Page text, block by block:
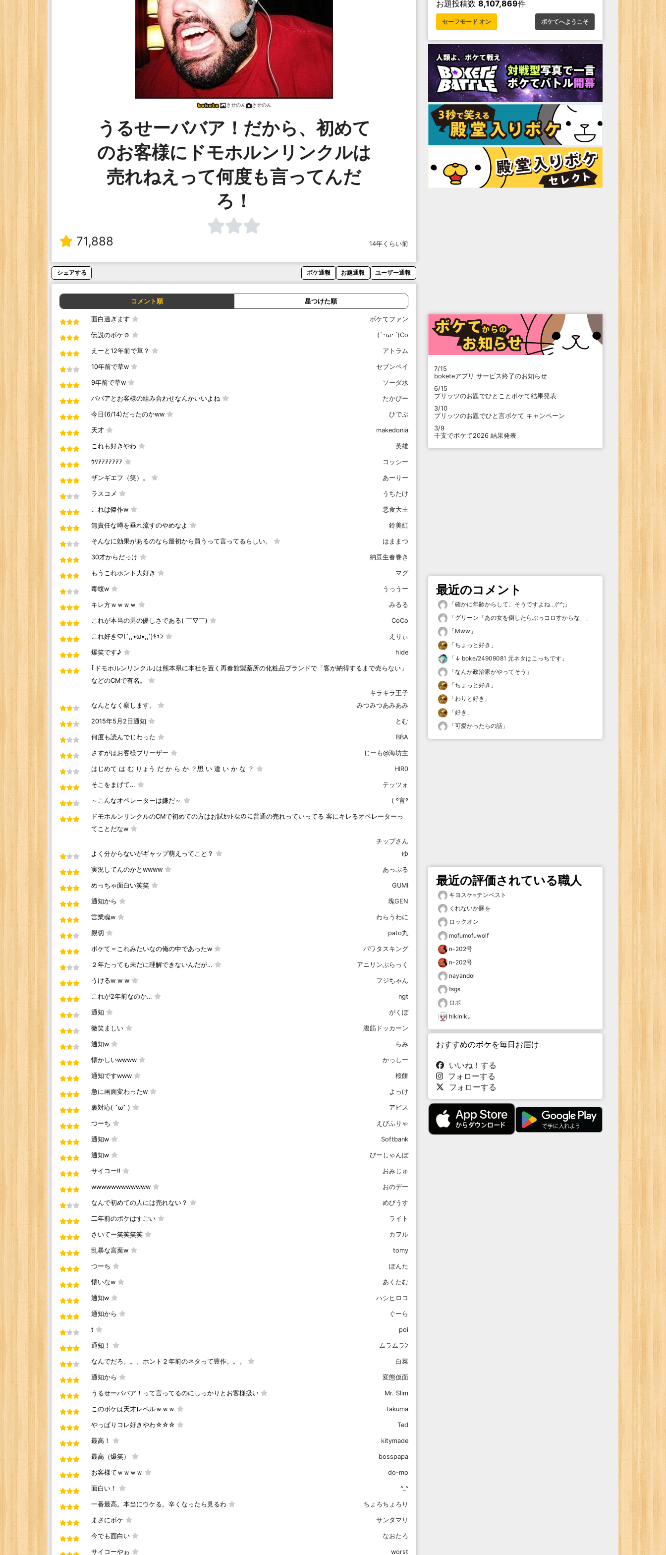
きせのん きせのん
うるせーババア！だから、初めて
のお客様にドモホルンリンクルは
売れねえって何度も言ってんだ
ろ！
71,888 14年くらい前
シェアする ボケ通報 お題通報 ユーザー通報
コメント順 星つけた順
面白過ぎます ボケてファン
伝説のボケ☺️ (`･ω･´)Co
えーと12年前で草？ アトラム
10年前で草w セブンペイ
9年前で草w ソーダ水
ババアとお客様の組み合わせなんかいいよね たかぴー
今日(6/14)だったのかww ひでぶ
天才 makedonia
これも好きやわ 英雄
ｳﾜｱｱｱｱｱｱｱ コッシー
ザンギエフ（笑）。 あーりー
ラスコメ うちたけ
これは傑作w 悪食大王
無責任な噂を垂れ流すのやめなよ 鈴美紅
そんなに効果があるのなら最初から買うって言ってるらしい。 はままつ
30才からだっけ 納豆生春巻き
もうこれホント大好き マグ
毒蝮w うっうー
キレ方ｗｗｗｗ みるる
これが本当の男の優しさである( ￣▽￣) CoCo
これ好き♡(´,,•ω•,,`)ｷｭﾝ えりぃ
爆笑です♪ hide
｢ドモホルンリンクル｣は熊本県に本社を置く再春館製薬所の化粧品ブランドで「客が納得するまで売らない」
などのCMで有名。
キラキラ王子
なんとなく察します。
みつみつあみあみ
2015年5月2日通知 とむ
何度も読んでじわった BBA
さすがはお客様プリーザー じーも@海坊主
はじめて は む りょう だ か ら か ？思 い 違 い か な ？ HIR0
そこをまげて… テッツォ
～こんなオペレーターは嫌だ～ ( º言º
ドモホルンリンクルのCMで初めての方はお試ｾｯﾄなのに普通の売れっていってる 客にキレるオペレーターっ
てことだなw
チップさん
よく分からないがギャップ萌えってこと？
ゆ
実況してんのかとwwww あっぷる
めっちゃ面白い笑笑 GUMI
通知から 塊GEN
営業魂w わらうわに
親切 pato丸
ボケて＝これみたいなの俺の中であったw パワタスキング
２年たっても未だに理解できないんだが… アニリンぶらっく
うけるw w w フジちゃん
これが2年前なのか… ngt
通知 がくぼ
微笑ましい 腹筋ドッカーン
通知w らみ
懐かしいwwww かっしー
通知ですwww 桜餅
急に画面変わったw よっけ
裏対応( ˇωˇ ) アビス
つーち えびふりゃ
通知w Softbank
通知w びーしゃんぼ
サイコー‼︎ おみじゅ
wwwwwwwwwwww おのデー
なんで初めての人には売れない？ めびうす
二年前のボケはすごい ライト
さいてー笑笑笑笑 カヲル
乱暴な言葉w tomy
つーち ぽんた
懐いなw あくたむ
通知w ハシヒロコ
通知から ぐーら
t poi
通知！ ムラムラﾝ
なんでだろ。。。ホント２年前のネタって豊作。。。 白菜
通知から 変態仮面
うるせーババア！って言ってるのにしっかりとお客様扱い Mr. Slim
このボケは天才レベルｗｗｗ takuma
やっぱりコレ好きやわ☆☆☆ Ted
最高！ kitymade
最高（爆笑） bosspapa
お客様てｗｗｗｗ do-mo
面白い！ ^_^
一番最高。本当にウケる。辛くなったら見るわ ちょろちょろり
まさにボケ サンタマリ
今でも面白い なおたろ
サイコーやゎ worst
お題投稿数 8,107,869件
セーフモード オン ボケてへようこそ
7/15
boketeアプリ サービス終了のお知らせ
6/15
プリッツのお題でひとことボケて結果発表
3/10
プリッツのお題でひと言ボケて キャンペーン
3/9
干支でボケて2026 結果発表
最近のコメント
「確かに年齢からして、そうですよね…(^^; 」
「グリーン「あの女を倒したらぶっコロすからな」
」
「Mww 」
「ちょっと好き 」
「 ↓ boke/24909081 元ネタはこっちです 」
「なんか政治家がやってそう 」
「ちょっと好き 」
「わりと好き 」
「好き 」
「可愛かったらの話 」
最近の評価されている職人
キヨスケ=テンペスト
くれないか豚を
ロックオン
mofumofuwolf
n-202号
n-202号
nayandol
tsgs
ロボ
hikiniku
おすすめのボケを毎日お届け
いいね！する
フォローする
フォローする